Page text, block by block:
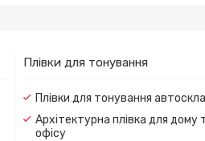
Плівки для тонування
Плівки для тонування автоскла
Архітектурна плівка для дому
офісу